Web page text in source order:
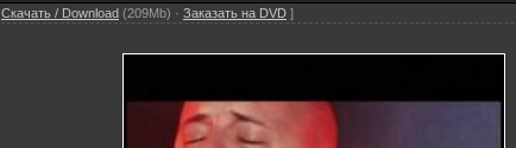
Скачать / Download (209Mb) · Заказать на DVD ]